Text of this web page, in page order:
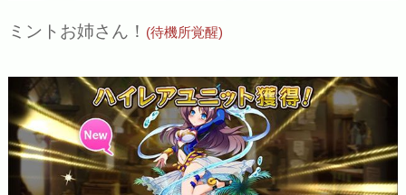
ミントお姉さん！ (待機所覚醒)